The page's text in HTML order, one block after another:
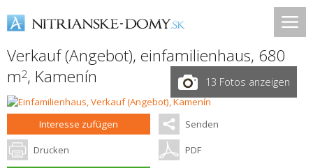
Verkauf (Angebot), einfamilienhaus, 680
m2, Kamenín 13 Fotos anzeigen
Interesse zufügen Senden
Drucken PDF